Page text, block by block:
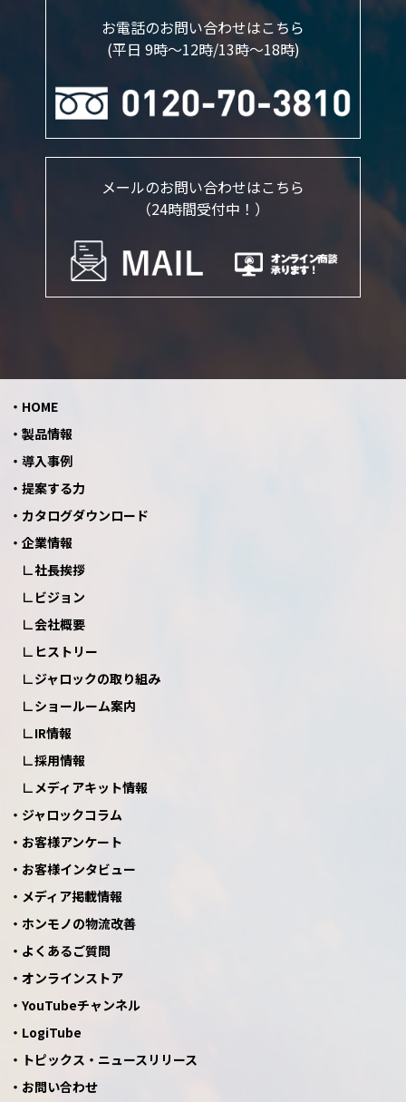
お電話のお問い合わせはこちら
(平日 9時～12時/13時〜18時)
メールのお問い合わせはこちら
（24時間受付中！）
HOME
製品情報
導入事例
提案する力
カタログダウンロード
企業情報
社長挨拶
ビジョン
会社概要
ヒストリー
ジャロックの取り組み
ショールーム案内
IR情報
採用情報
メディアキット情報
ジャロックコラム
お客様アンケート
お客様インタビュー
メディア掲載情報
ホンモノの物流改善
よくあるご質問
オンラインストア
YouTubeチャンネル
LogiTube
トピックス・ニュースリリース
お問い合わせ